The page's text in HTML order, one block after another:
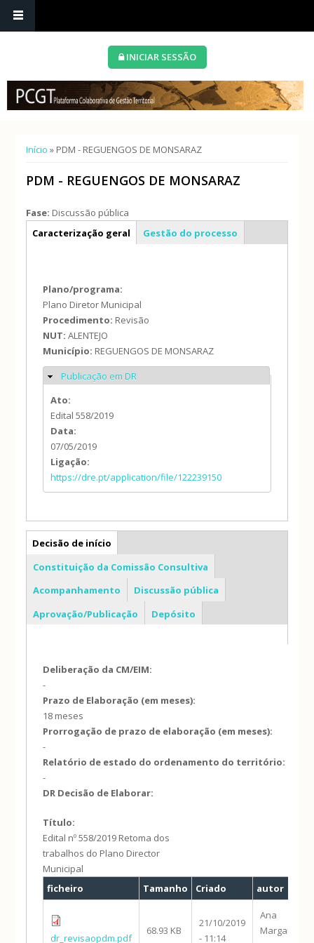
INICIAR SESSÃO
Está aqui
Início » PDM - REGUENGOS DE MONSARAZ
PDM - REGUENGOS DE MONSARAZ
Fase: Discussão pública
Info geral
Caracterização geral Gestão do processo
Plano/programa:
Plano Diretor Municipal
Procedimento: Revisão
NUT:ALENTEJO
Município: REGUENGOS DE MONSARAZ
Ocultar
Publicação em DR
Ato:
Edital 558/2019
Data:
07/05/2019
Ligação:
https://dre.pt/application/file/122239150
PDM
Decisão de início
Constituição da Comissão Consultiva
Acompanhamento
Discussão pública
Aprovação/Publicação
Depósito
Deliberação da CM/EIM:
-
Prazo de Elaboração (em meses):
18 meses
Prorrogação de prazo de elaboração (em meses):
-
Relatório de estado do ordenamento do território:
-
DR Decisão de Elaborar:
Título:
Edital nº 558/2019 Retoma dos
trabalhos do Plano Director
Municipal
ficheiro
Tamanho Criado autor
dr_revisaopdm.pdf
68.93 KB
21/10/2019
- 11:14
Ana
Margarida